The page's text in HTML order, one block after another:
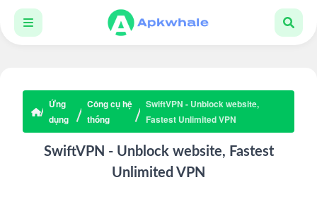
Ứng
dụng
Công cụ hệ
thống
SwiftVPN - Unblock website,
Fastest Unlimited VPN
SwiftVPN - Unblock website, Fastest
Unlimited VPN